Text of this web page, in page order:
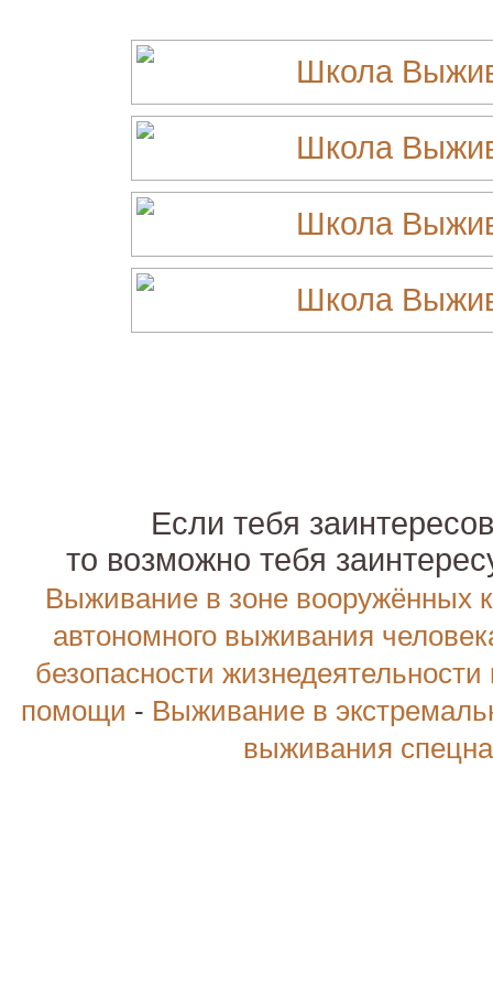
Если тебя
то возможно тебя
Выживание в зоне вооружённых
автономного выживания
безопасности
помощи - Выживание в
выживания